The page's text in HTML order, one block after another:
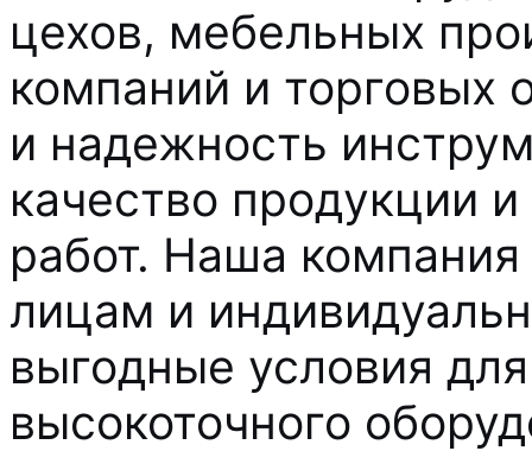
цехов, мебельных
компаний и торговых
и надежность
качество продукции
работ. Наша
лицам и
выгодные условия
высокоточного